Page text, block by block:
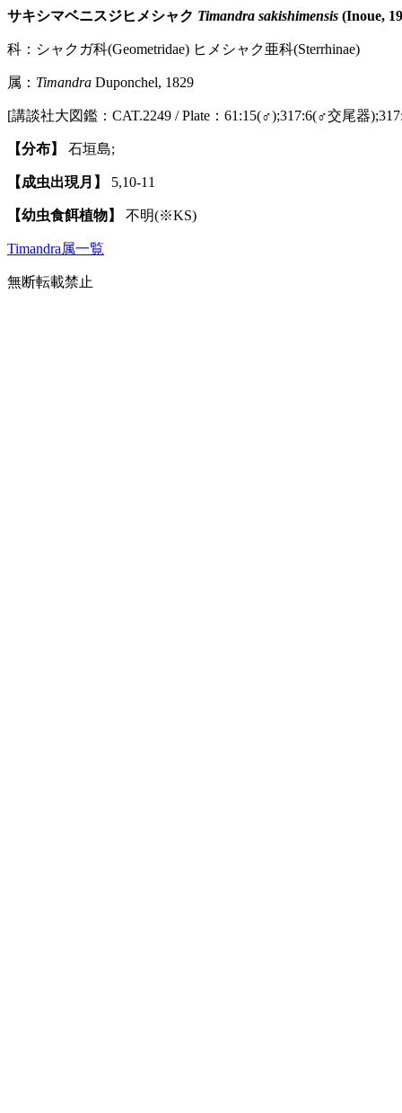
サキシマベニスジヒメシャク Timandra sakishimensis (Inoue,
科：シャクガ科(Geometridae) ヒメシャク亜科(Sterrhinae)
属： Timandra Duponchel, 1829
[講談社大図鑑：CAT.2249 / Plate：61:15(♂);317:6(♂交尾器
【分布】 石垣島;
【成虫出現月】 5,10-11
【幼虫食餌植物】 不明(※KS)
Timandra属一覧
無断転載禁止